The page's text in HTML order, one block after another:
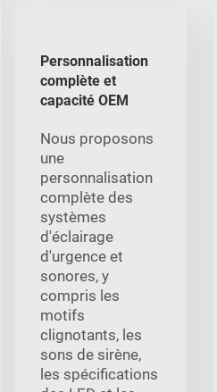
Personnalisation
complète et
capacité OEM
Nous proposons
une
personnalisation
complète des
systèmes
d'éclairage
d'urgence et
sonores, y
compris les
motifs
clignotants, les
sons de sirène,
les spécifications